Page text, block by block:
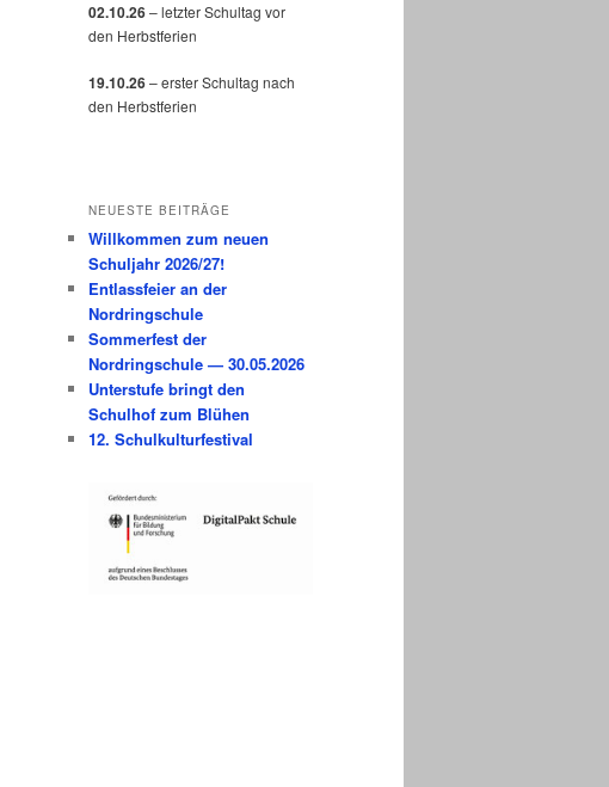
02.10.26– letzter Schultag vor
den Herbstferien
19.10.26– erster Schultag nach
den Herbstferien
NEUESTE BEITRÄGE
Willkommen zum neuen
Schuljahr 2026/27!
Entlassfeier an der
Nordringschule
Sommerfest der
Nordringschule — 30.05.2026
Unterstufe bringt den
Schulhof zum Blühen
12. Schulkulturfestival